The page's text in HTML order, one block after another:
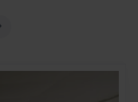
SIGUIENTE